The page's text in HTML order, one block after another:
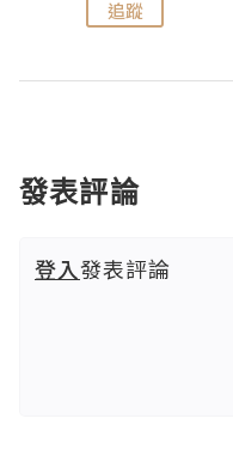
追蹤
發表評論
登入發表評論